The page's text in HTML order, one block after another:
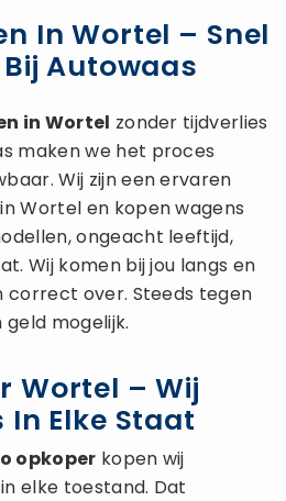
In Wortel – Snel
Autowaas
in Wortel zonder tijdverlies
maken we het proces
Wij zijn een ervaren
Wortel en kopen wagens
ongeacht leeftijd,
Wij komen bij jou langs en
correct over. Steeds tegen
mogelijk.
Wortel – Wij
In Elke Staat
opkoper kopen wij
elke toestand. Dat